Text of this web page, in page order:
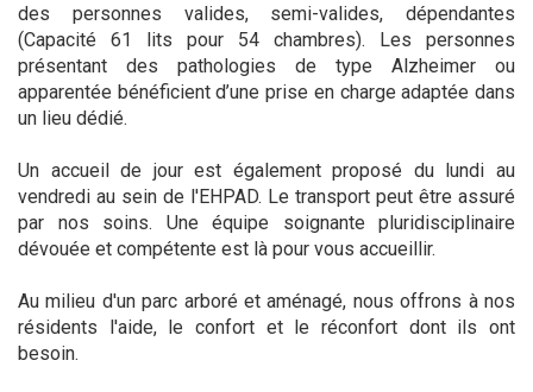
des personnes valides, semi-valides, dépendantes
(Capacité 61 lits pour 54 chambres). Les personnes
présentant des pathologies de type Alzheimer ou
apparentée bénéficient d’une prise en charge adaptée dans
un lieu dédié.
Un accueil de jour est également proposé du lundi au
vendredi au sein de l'EHPAD. Le transport peut être assuré
par nos soins. Une équipe soignante pluridisciplinaire
dévouée et compétente est là pour vous accueillir.
Au milieu d'un parc arboré et aménagé, nous offrons à nos
résidents l'aide, le confort et le réconfort dont ils ont
besoin.